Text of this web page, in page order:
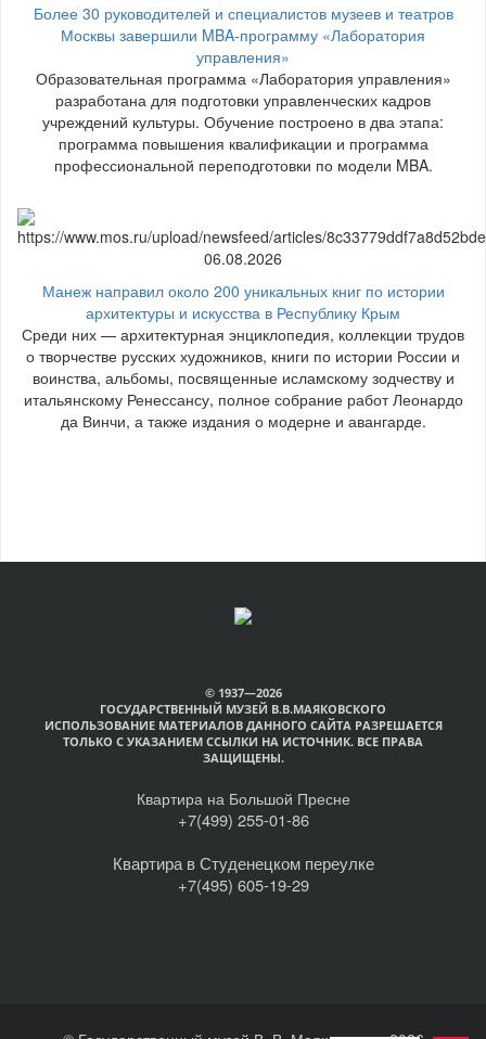
Более 30 руководителей и специалистов музеев и театров
Москвы завершили MBA-программу «Лаборатория
управления»
Образовательная программа «Лаборатория управления»
разработана для подготовки управленческих кадров
учреждений культуры. Обучение построено в два этапа:
программа повышения квалификации и программа
профессиональной переподготовки по модели MBA.
06.08.2026
Манеж направил около 200 уникальных книг по истории
архитектуры и искусства в Республику Крым
Среди них — архитектурная энциклопедия, коллекции трудов
о творчестве русских художников, книги по истории России и
воинства, альбомы, посвященные исламскому зодчеству и
итальянскому Ренессансу, полное собрание работ Леонардо
да Винчи, а также издания о модерне и авангарде.
© 1937—2026
ГОСУДАРСТВЕННЫЙ МУЗЕЙ В.В.МАЯКОВСКОГО
ИСПОЛЬЗОВАНИЕ МАТЕРИАЛОВ ДАННОГО САЙТА РАЗРЕШАЕТСЯ
ТОЛЬКО С УКАЗАНИЕМ ССЫЛКИ НА ИСТОЧНИК. ВСЕ ПРАВА
ЗАЩИЩЕНЫ.
Квартира на Большой Пресне
+7(499) 255-01-86
Квартира в Студенецком переулке
+7(495) 605-19-29